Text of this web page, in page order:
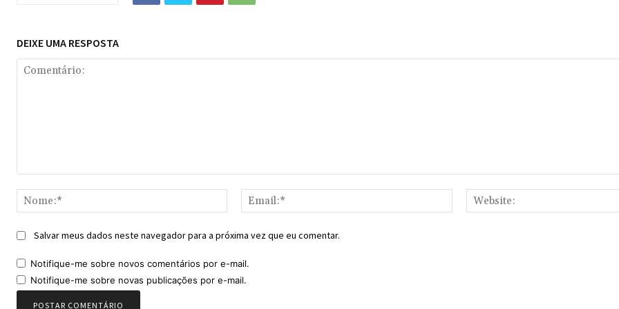
DEIXE UMA RESPOSTA
Nome:*
Email:*
Salvar meus dados neste navegador para a próxima vez que eu comentar.
Notifique-me sobre novos comentários por e-mail.
Notifique-me sobre novas publicações por e-mail.